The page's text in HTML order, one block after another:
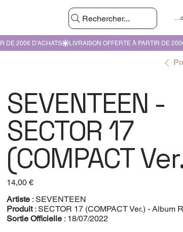
Rechercher... Se
SEVENTEEN -
SECTOR 17
(COMPACT
Prix
14,00 €
Artiste : SEVENTEEN
Produit: SECTOR 17 (COMPACT Ver.) - Album
Sortie Officielle : 18/07/2022